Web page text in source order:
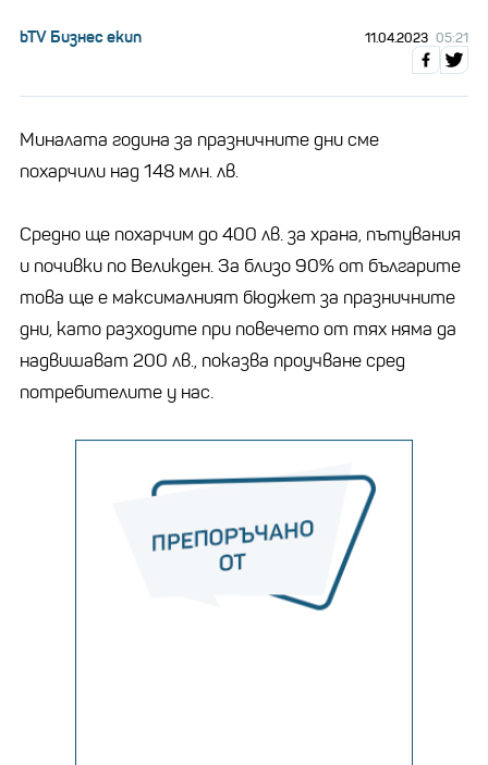
bTV Бизнес екип 11.04.2023 05:21
Миналата година за празничните дни сме
похарчили над 148 млн. лв.
Средно ще похарчим до 400 лв. за храна, пътувания
и почивки по Великден. За близо 90% от българите
това ще е максималният бюджет за празничните
дни, като разходите при повечето от тях няма да
надвишават 200 лв., показва проучване сред
потребителите у нас.